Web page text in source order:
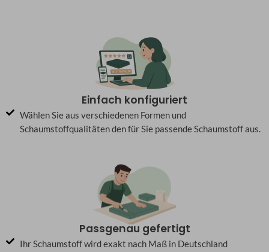
Einfach konfiguriert
Wählen Sie aus verschiedenen Formen und
Schaumstoffqualitäten den für Sie passende Schaumstoff aus.
Passgenau gefertigt
Ihr Schaumstoff wird exakt nach Maß in Deutschland